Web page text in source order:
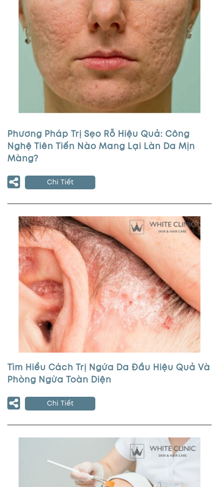
Phương Pháp Trị Sẹo Rỗ Hiệu Quả: Công
Nghệ Tiên Tiến Nào Mang Lại Làn Da Mịn
Màng?
Chi Tiết
Tìm Hiểu Cách Trị Ngứa Da Đầu Hiệu Quả Và
Phòng Ngừa Toàn Diện
Chi Tiết